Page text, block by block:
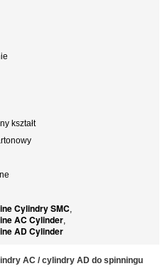
kształt
Cylindry SMC,
AC Cylinder,
AD Cylinder
AC / cylindry AD do spinningu